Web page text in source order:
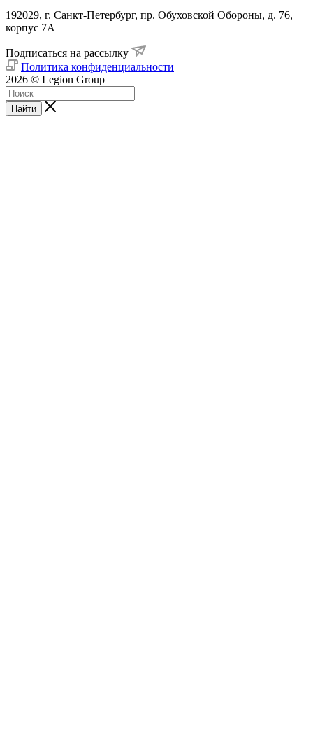
192029, г. Санкт-Петербург, пр. Обуховской Обороны, д. 76,
корпус 7А
Подписаться на рассылку
Политика конфиденциальности
2026 © Legion Group
Найти